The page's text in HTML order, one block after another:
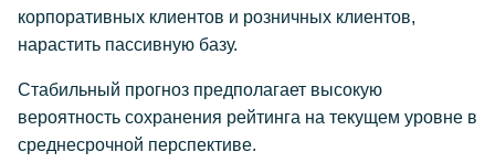
корпоративных клиентов и розничных клиентов,
нарастить пассивную базу.
Стабильный прогноз предполагает высокую
вероятность сохранения рейтинга на текущем уровне в
среднесрочной перспективе.